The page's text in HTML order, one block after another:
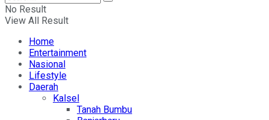
No Result
View All Result
Home
Entertainment
Nasional
Lifestyle
Daerah
Kalsel
Tanah Bumbu